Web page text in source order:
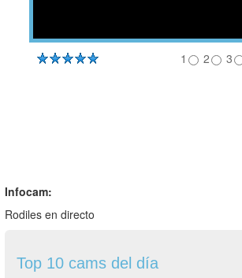
1 2 3
Infocam:
Rodiles en directo
Top 10 cams del día